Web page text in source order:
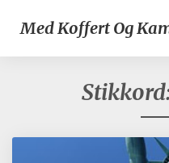
Med Koffert Og